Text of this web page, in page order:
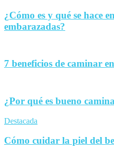
¿Cómo es y qué se hace
embarazadas?
7 beneficios de caminar
¿Por qué es bueno
Destacada
Cómo cuidar la piel del